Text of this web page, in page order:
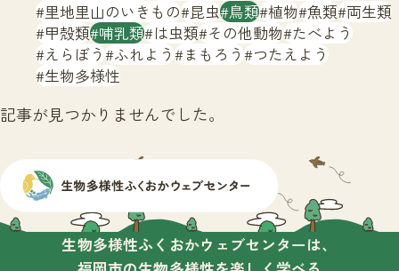
里地里山のいきもの 昆虫 鳥類 植物 魚類 両生類
甲殻類 哺乳類 は虫類 その他動物 たべよう
えらぼう ふれよう まもろう つたえよう
生物多様性
記事が見つかりませんでした。
生物多様性ふくおかウェブセンターは、